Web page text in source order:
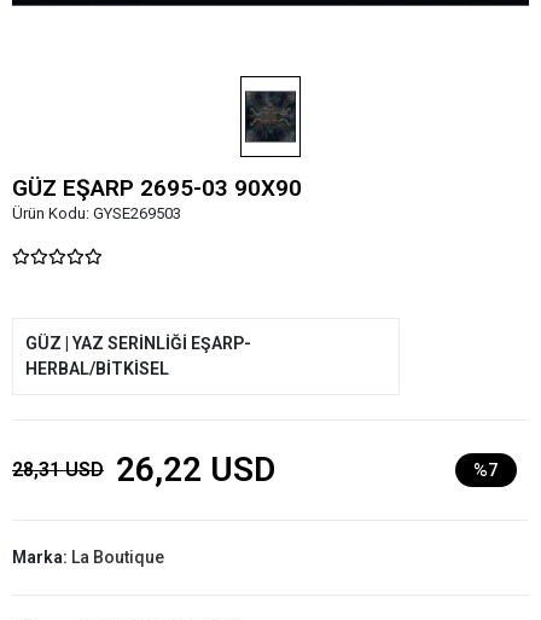
GÜZ EŞARP 2695-03 90X90
Ürün Kodu: GYSE269503
GÜZ | YAZ SERİNLİĞİ EŞARP-
HERBAL/BİTKİSEL
28,31 USD 26,22 USD %7
Marka: La Boutique